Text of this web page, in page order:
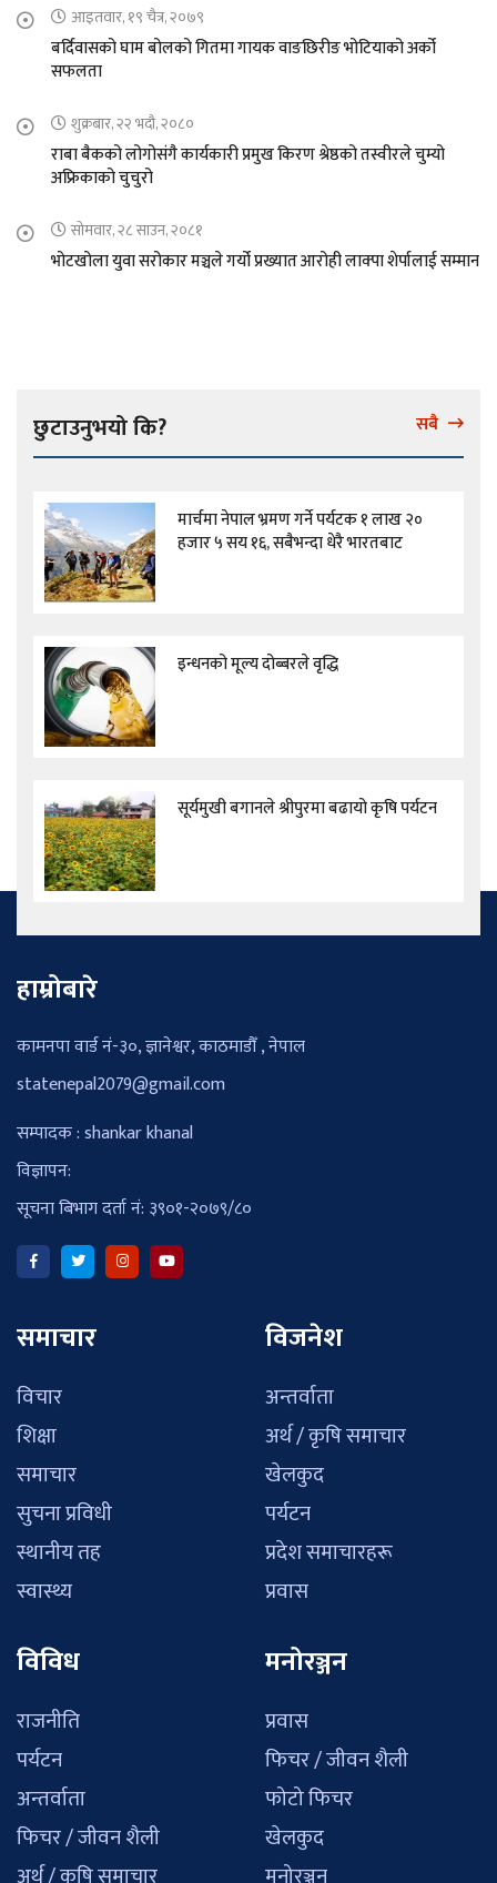
आइतवार, १९ चैत्र, २०७९
बर्दिवासको घाम बोलको गितमा गायक वाङछिरीङ भोटियाको अर्को
सफलता
शुक्रबार, २२ भदौ, २०८०
राबा बैकको लोगोसंगै कार्यकारी प्रमुख किरण श्रेष्ठको तस्वीरले चुम्यो
अफ्रिकाको चुचुरो
सोमवार, २८ साउन, २०८१
भोटखोला युवा सरोकार मञ्चले गर्यो प्रख्यात आरोही लाक्पा शेर्पालाई सम्मान
छुटाउनुभयो कि? सबै
मार्चमा नेपाल भ्रमण गर्ने पर्यटक १ लाख २०
हजार ५ सय १६, सबैभन्दा धेरै भारतबाट
इन्धनको मूल्य दोब्बरले वृद्धि
सूर्यमुखी बगानले श्रीपुरमा बढायो कृषि पर्यटन
हाम्रोबारे
कामनपा वार्ड नं-३०, ज्ञानेश्वर, काठमाडौँ , नेपाल
statenepal2079@gmail.com
सम्पादक : shankar khanal
विज्ञापन:
सूचना बिभाग दर्ता नं: ३९०१-२०७९/८०
समाचार
विचार
शिक्षा
समाचार
सुचना प्रविधी
स्थानीय तह
स्वास्थ्य
विजनेश
अन्तर्वाता
अर्थ / कृषि समाचार
खेलकुद
पर्यटन
प्रदेश समाचारहरू
प्रवास
विविध
राजनीति
पर्यटन
अन्तर्वाता
फिचर / जीवन शैली
मनोरञ्जन
प्रवास
फिचर / जीवन शैली
फोटो फिचर
खेलकुद